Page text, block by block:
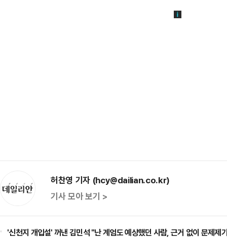
허찬영 기자 (hcy@dailian.co.kr)
기사 모아 보기 >
'신천지 개입설' 꺼낸 김민석 "난 계엄도 예상했던 사람, 근거 없이 문제제